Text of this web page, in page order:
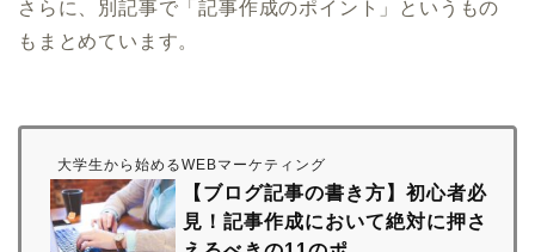
さらに、別記事で「記事作成のポイント」というもの
もまとめています。
大学生から始めるWEBマーケティング
【ブログ記事の書き方】初心者必
見！記事作成において絶対に押さ
トップページ